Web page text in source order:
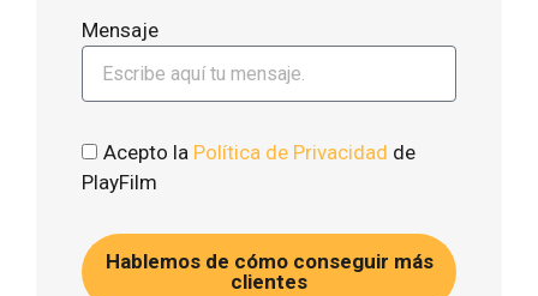
Mensaje
Acepto la Política de Privacidad de
PlayFilm
Hablemos de cómo conseguir más
clientes